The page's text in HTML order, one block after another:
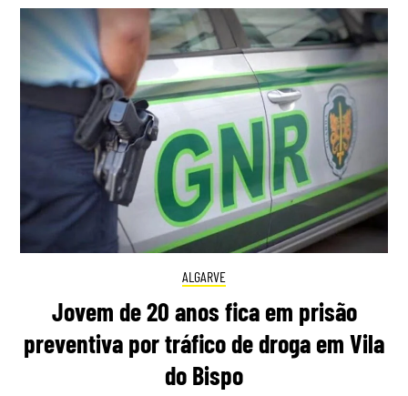
ALGARVE
Jovem de 20 anos fica em prisão
preventiva por tráfico de droga em Vila
do Bispo